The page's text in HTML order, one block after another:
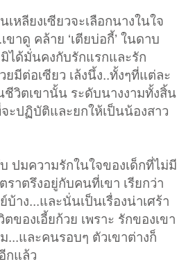
หลียงเซียวจะเลือกนางในใจ
ขาดู คล้าย ‘เตียบ่อกี้’ ในดาบ
ได้มั่นคงกับรักแรกและรัก
มีต่อเซียว เล้งนึ้ง..ทั้งๆที่แต่ละ
ชีวิตเขานั้น ระดับนางงามทั้งสิ้น
ะปฏิบัติและยกให้เป็นน้องสาว
ปมความรักในใจของเด็กที่ไม่มี
าตรึงอยู่กับคนที่เขา เรียกว่า
บ้าง...และนั่นเป็นเรื่องน่าเศร้า
ของเอี้ยก้วย เพราะ รักของเขา
...และคนรอบๆ ตัวเขาต่างก็
กแล้ว